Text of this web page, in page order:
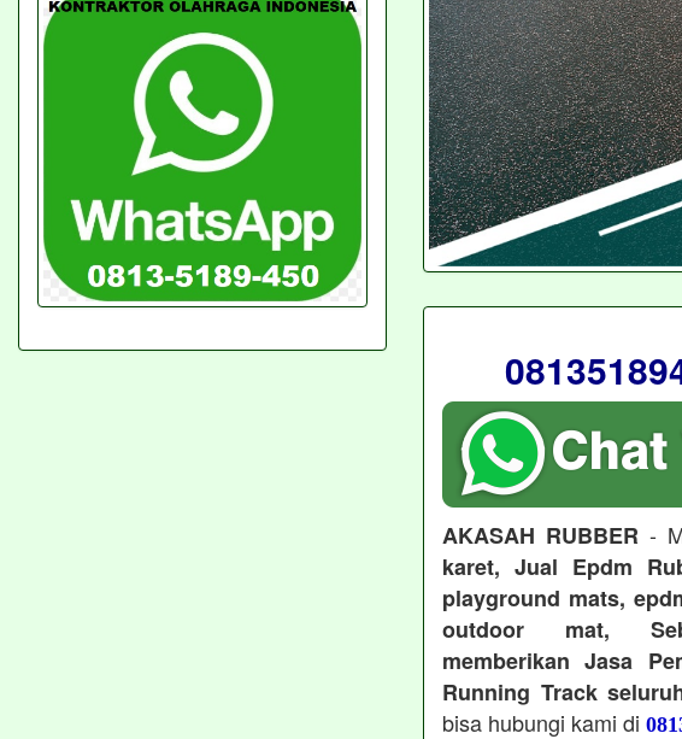
AKASAH RUBBER -
karet, Jual Epdm
playground mats,
outdoor mat,
memberikan Jasa
Running Track
bisa hubungi kami di